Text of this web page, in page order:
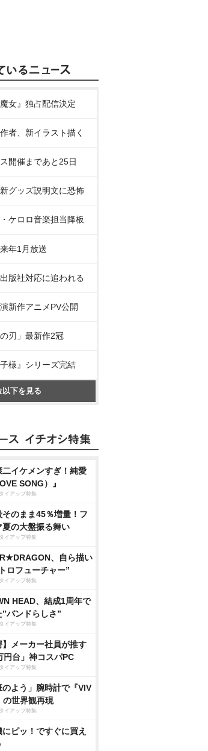
魔女』独占配信決定
者、新イラスト描く
開催まであと25日
新グッズ説明文に恐怖
ケロロ音楽担当降板
年1月放送
版社対応に追われる
新作アニメPV公開
刃」最新作2冠
子様』シリーズ完結
以下を見る
二イケメンすぎ！純愛
SONG）』
イアップ特集
そのまま45％増量！フ
夏の大盤振る舞い
イアップ特集
、自ら描い
ロフューチャー”
イアップ特集
HEAD、結成1周年で
”バンドらしさ”
イアップ特集
】メーカー社員が推す
円台」神コスパPC
イアップ特集
のよう」腕時計で『VIV
の世界観再現
イアップ特集
にピッ！ですぐに買え